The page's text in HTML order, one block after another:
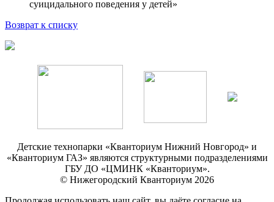
суицидального поведения у детей»
Возврат к списку
Детские технопарки «Кванториум Нижний Новгород» и
«Кванториум ГАЗ» являются структурными подразделениями
ГБУ ДО «ЦМИНК «Кванториум».
© Нижегородский Кванториум 2026